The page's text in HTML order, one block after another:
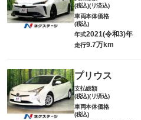
(税込)(リ済込)
車両本体価格
(税込)
年式2021(令和3)年
走行9.7万km
プリウス
支払総額
(税込)(リ済込)
車両本体価格
(税込)